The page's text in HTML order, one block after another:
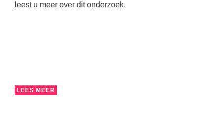
leest u meer over dit onderzoek.
LEES MEER